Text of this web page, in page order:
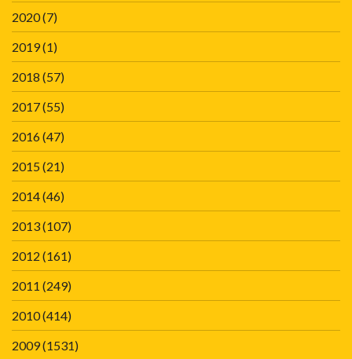
2020(7)
2019(1)
2018 (57)
2017(55)
2016(47)
2015(21)
2014(46)
2013(107)
2012 (161)
2011 (249)
2010(414)
2009(1531)